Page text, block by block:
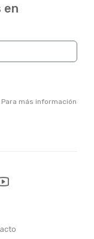
en
más información